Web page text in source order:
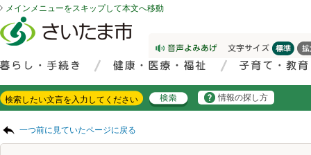
メインメニューをスキップして本文へ移動
情報の探し方
一つ前に見ていたページに戻る